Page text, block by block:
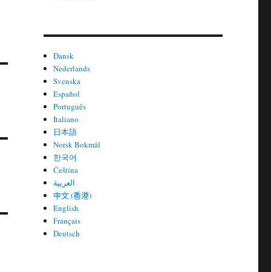
Dansk
Nederlands
Svenska
Español
Português
Italiano
日本語
Norsk Bokmål
한국어
Čeština
العربية
中文 (香港)
English
Français
Deutsch